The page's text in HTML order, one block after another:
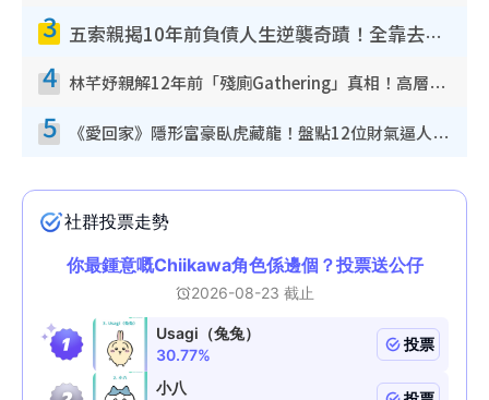
3 五索親揭10年前負債人生逆襲奇蹟！全靠去一地方轉運後即遇上馬先生
4 林芊妤親解12年前「殘廁Gathering」真相！高層解約一句話重創尊嚴至今拒返TVB
5 《愛回家》隱形富豪臥虎藏龍！盤點12位財氣逼人的有錢藝人：呢位靚女3億身家唔憂做